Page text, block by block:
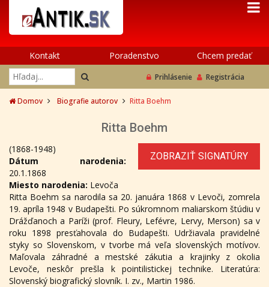
Kontakt Poradenstvo Chcem predať
Prihlásenie Registrácia
Domov Biografie autorov Ritta Boehm
Ritta Boehm
ZOBRAZIŤ SIGNATÚRY
(1868-1948)
Dátum narodenia:
20.1.1868
Miesto narodenia: Levoča
Ritta Boehm sa narodila sa 20. januára 1868 v Levoči, zomrela
19. apríla 1948 v Budapešti. Po súkromnom maliarskom štúdiu v
Drážďanoch a Paríži (prof. Fleury, Lefévre, Lervy, Merson) sa v
roku 1898 presťahovala do Budapešti. Udržiavala pravidelné
styky so Slovenskom, v tvorbe má veľa slovenských motívov.
Maľovala záhradné a mestské zákutia a krajinky z okolia
Levoče, neskôr prešla k pointilistickej technike. Literatúra:
Slovenský biografický slovník. I. zv., Martin 1986.